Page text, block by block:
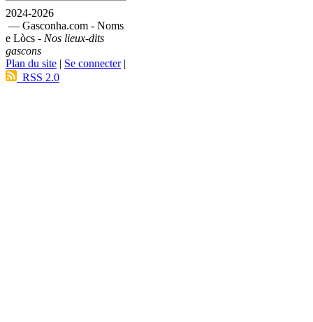
2024-2026
— Gasconha.com - Noms
e Lòcs - Nos lieux-dits
gascons
Plan du site | Se connecter|
RSS 2.0